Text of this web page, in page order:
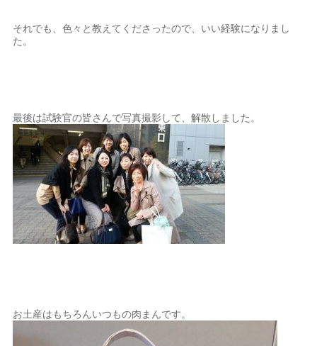
それでも、色々と教えてくださったので、いい経験になりまし
た。
最後は試験官の皆さんで写真撮影して、解散しました。
お土産はもちろんいつもの肉まんです。